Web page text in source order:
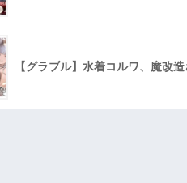
【グラブル】水着コルワ、魔改